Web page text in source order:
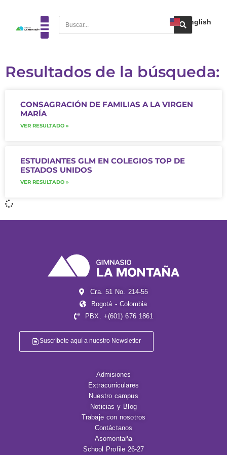
English
Resultados de la búsqueda:
CONSAGRACIÓN DE FAMILIAS A LA VIRGEN
MARÍA
VER RESULTADO »
ESTUDIANTES GLM EN COLEGIOS TOP DE
ESTADOS UNIDOS
VER RESULTADO »
Cra. 51 No. 214-55
Bogotá - Colombia
PBX. +(601) 676 1861
Suscríbete aquí a nuestro Newsletter
Admisiones
Extracurriculares
Nuestro campus
Noticias y Blog
Trabaje con nosotros
Contáctanos
Asomontaña
School Profile 26-27